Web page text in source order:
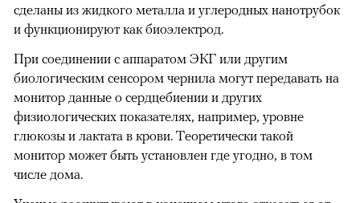
сделаны из жидкого металла и углеродных нанотрубок
и функционируют как биоэлектрод.
При соединении с аппаратом ЭКГ или другим
биологическим сенсором чернила могут передавать на
монитор данные о сердцебиении и других
физиологических показателях, например, уровне
глюкозы и лактата в крови. Теоретически такой
монитор может быть установлен где угодно, в том
числе дома.